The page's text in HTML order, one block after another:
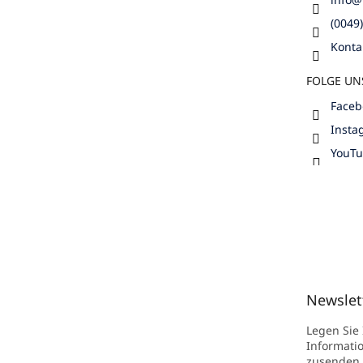
FOLGE
Legen